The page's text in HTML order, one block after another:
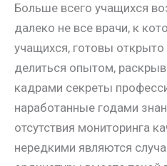
Больше всего учащихся
далеко не все врачи, к
учащихся, готовы
делиться опытом,
кадрами секреты
наработанные годами
отсутствия мониторинга
нередкими являются